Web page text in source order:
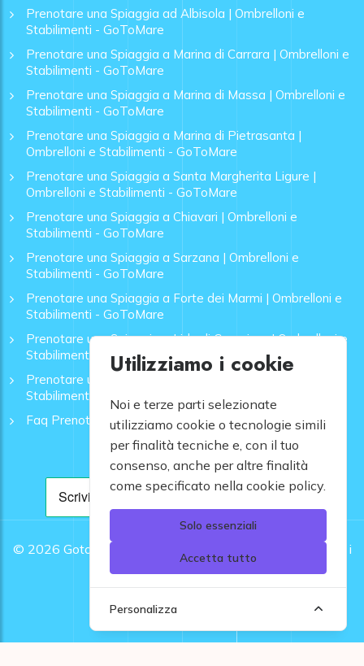
Prenotare una Spiaggia ad Albisola | Ombrelloni e
Stabilimenti - GoToMare
Prenotare una Spiaggia a Marina di Carrara | Ombrelloni e
Stabilimenti - GoToMare
Prenotare una Spiaggia a Marina di Massa | Ombrelloni e
Stabilimenti - GoToMare
Prenotare una Spiaggia a Marina di Pietrasanta |
Ombrelloni e Stabilimenti - GoToMare
Prenotare una Spiaggia a Santa Margherita Ligure |
Ombrelloni e Stabilimenti - GoToMare
Prenotare una Spiaggia a Chiavari | Ombrelloni e
Stabilimenti - GoToMare
Prenotare una Spiaggia a Sarzana | Ombrelloni e
Stabilimenti - GoToMare
Prenotare una Spiaggia a Forte dei Marmi | Ombrelloni e
Stabilimenti - GoToMare
Prenotare una Spiaggia a Lido di Camaiore | Ombrelloni e
Stabilimenti - GoToMare
Prenotare una Spiaggia a Rapallo | Ombrelloni e
Stabilimenti - GoToMare
Faq Prenotazione Spiagge
© 2026 Gotomare srl - Partita IVA 12948810960 .
Tutti i
diritti riservati.
Utilizziamo i cookie
Noi e terze parti selezionate
utilizziamo cookie o tecnologie simili
per finalità tecniche e, con il tuo
consenso, anche per altre finalità
come specificato nella cookie policy.
Solo essenziali
Accetta tutto
Personalizza